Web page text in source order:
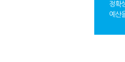
정확
예산